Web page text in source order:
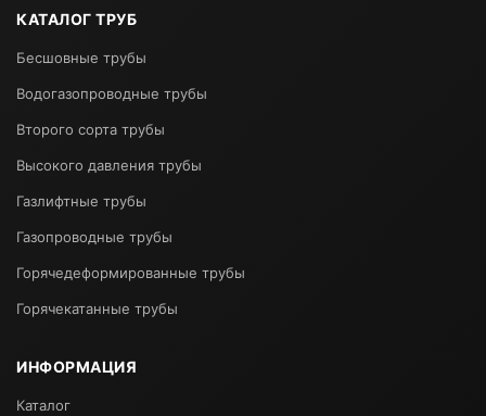
КАТАЛОГ ТРУБ
Бесшовные трубы
Водогазопроводные трубы
Второго сорта трубы
Высокого давления трубы
Газлифтные трубы
Газопроводные трубы
Горячедеформированные трубы
Горячекатанные трубы
ИНФОРМАЦИЯ
Каталог